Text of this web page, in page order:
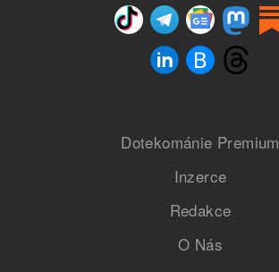
Dotekománie Premium
Inzerce
Redakce
O Nás